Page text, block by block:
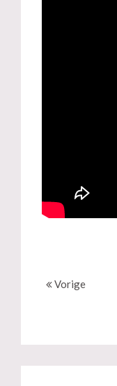
Vorige